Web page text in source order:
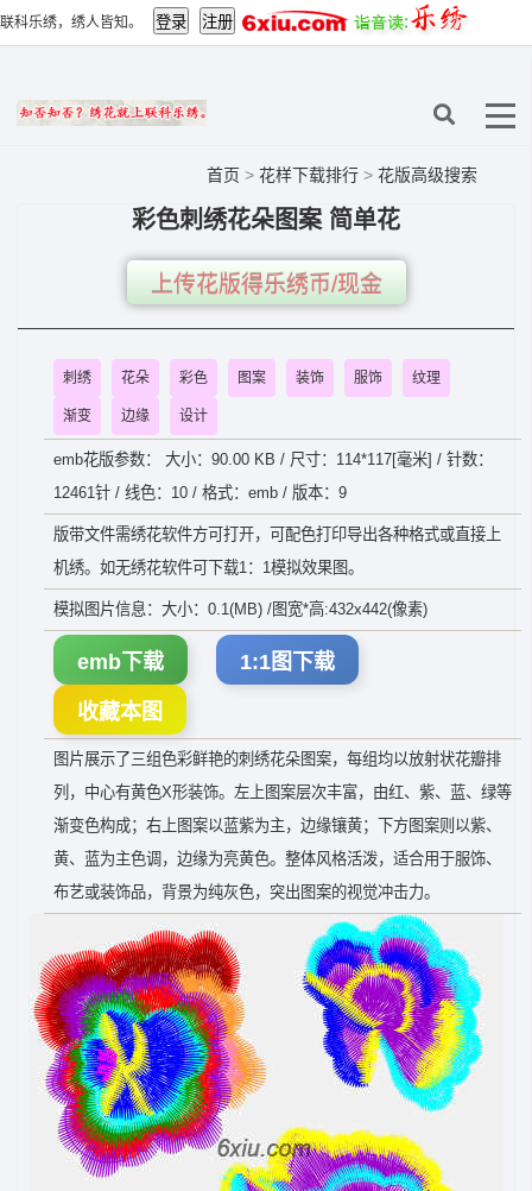
联科乐绣，绣人皆知。
首页 > 花样下载排行 > 花版高级搜索
彩色刺绣花朵图案 简单花
上传花版得乐绣币/现金
刺绣 花朵 彩色 图案 装饰 服饰 纹理
渐变 边缘 设计
emb花版参数： 大小：90.00 KB / 尺寸：114*117[毫米] / 针数：
12461针 / 线色：10 / 格式：emb / 版本：9
版带文件需绣花软件方可打开，可配色打印导出各种格式或直接上
机绣。如无绣花软件可下载1：1模拟效果图。
模拟图片信息：大小：0.1(MB) /图宽*高:432x442(像素)
emb下载 1:1图下载
收藏本图
图片展示了三组色彩鲜艳的刺绣花朵图案，每组均以放射状花瓣排
列，中心有黄色X形装饰。左上图案层次丰富，由红、紫、蓝、绿等
渐变色构成；右上图案以蓝紫为主，边缘镶黄；下方图案则以紫、
黄、蓝为主色调，边缘为亮黄色。整体风格活泼，适合用于服饰、
布艺或装饰品，背景为纯灰色，突出图案的视觉冲击力。